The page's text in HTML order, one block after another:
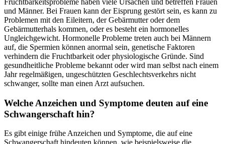
Fruchtbarkeitsprobleme haben viele Ursachen und betreffen Frauen
und Männer. Bei Frauen kann der Eisprung gestört sein, es kann zu
Problemen mit den Eileitern, der Gebärmutter oder dem
Gebärmutterhals kommen, oder es besteht ein hormonelles
Ungleichgewicht. Hormonelle Probleme treten auch bei Männern
auf, die Spermien können anormal sein, genetische Faktoren
verhindern die Fruchtbarkeit oder physiologische Gründe. Sind
gesundheitliche Probleme bekannt oder wird man selbst nach einem
Jahr regelmäßigen, ungeschützten Geschlechtsverkehrs nicht
schwanger, sollte man einen Arzt aufsuchen.
Welche Anzeichen und Symptome deuten auf eine
Schwangerschaft hin?
Es gibt einige frühe Anzeichen und Symptome, die auf eine